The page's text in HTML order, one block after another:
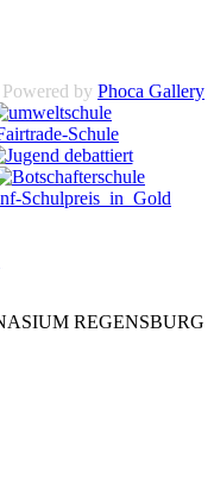
Powered by Phoca Gallery
REGENSBURG